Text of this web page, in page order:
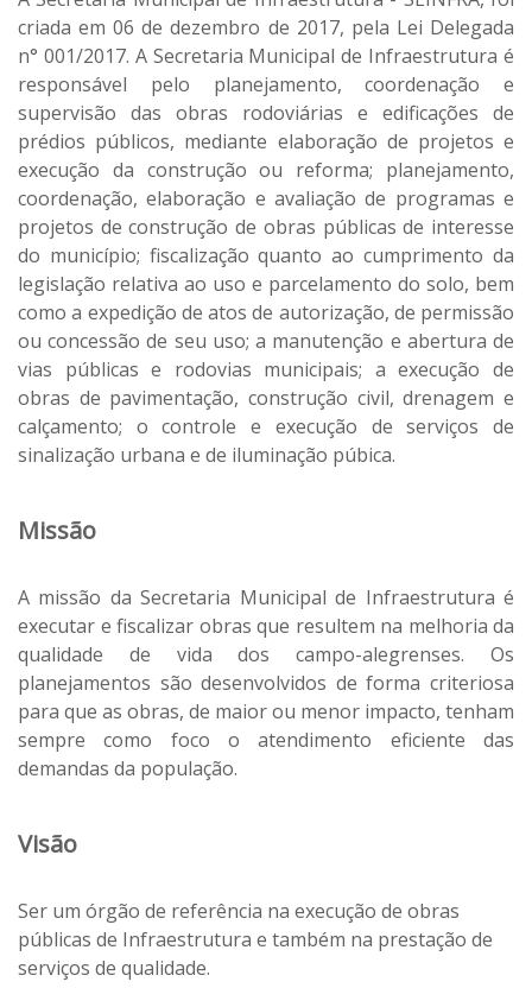
criada em 06 de dezembro de 2017, pela Lei Delegada
n° 001/2017. A Secretaria Municipal de Infraestrutura é
responsável pelo planejamento, coordenação e
supervisão das obras rodoviárias e edificações de
prédios públicos, mediante elaboração de projetos e
execução da construção ou reforma; planejamento,
coordenação, elaboração e avaliação de programas e
projetos de construção de obras públicas de interesse
do município; fiscalização quanto ao cumprimento da
legislação relativa ao uso e parcelamento do solo, bem
como a expedição de atos de autorização, de permissão
ou concessão de seu uso; a manutenção e abertura de
vias públicas e rodovias municipais; a execução de
obras de pavimentação, construção civil, drenagem e
calçamento; o controle e execução de serviços de
sinalização urbana e de iluminação púbica.
Missão
A missão da Secretaria Municipal de Infraestrutura é
executar e fiscalizar obras que resultem na melhoria da
qualidade de vida dos campo-alegrenses. Os
planejamentos são desenvolvidos de forma criteriosa
para que as obras, de maior ou menor impacto, tenham
sempre como foco o atendimento eficiente das
demandas da população.
Visão
Ser um órgão de referência na execução de obras
públicas de Infraestrutura e também na prestação de
serviços de qualidade.